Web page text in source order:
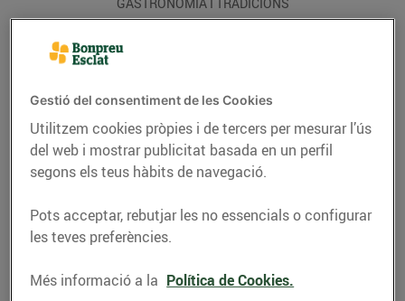
Gestió del consentiment de les Cookies
Utilitzem cookies pròpies i de tercers per mesurar l’ús
del web i mostrar publicitat basada en un perfil
segons els teus hàbits de navegació.
Pots acceptar, rebutjar les no essencials o configurar
les teves preferències.
Més informació a la Política de Cookies.